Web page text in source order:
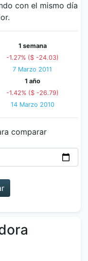
con el mismo día
1 semana
-1.27% ($ -24.03)
7 Marzo 2011
1 año
-1.42% ($ -26.79)
14 Marzo 2010
comparar